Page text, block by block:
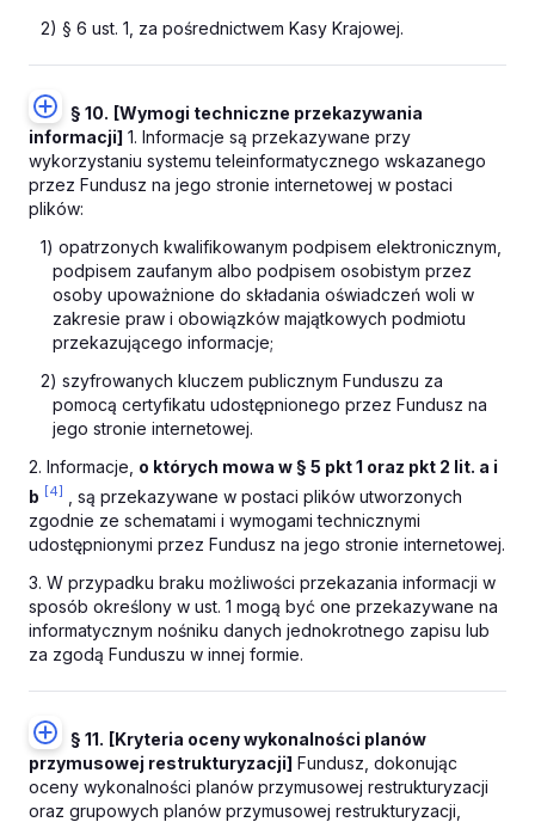
2) § 6 ust. 1, za pośrednictwem Kasy Krajowej.
§ 10. [Wymogi techniczne przekazywania
informacji] 1. Informacje są przekazywane przy
wykorzystaniu systemu teleinformatycznego wskazanego
przez Fundusz na jego stronie internetowej w postaci
plików:
1) opatrzonych kwalifikowanym podpisem elektronicznym,
podpisem zaufanym albo podpisem osobistym przez
osoby upoważnione do składania oświadczeń woli w
zakresie praw i obowiązków majątkowych podmiotu
przekazującego informacje;
2) szyfrowanych kluczem publicznym Funduszu za
pomocą certyfikatu udostępnionego przez Fundusz na
jego stronie internetowej.
2. Informacje, o których mowa w § 5 pkt 1 oraz pkt 2 lit. a i
b [4]
, są przekazywane w postaci plików utworzonych
zgodnie ze schematami i wymogami technicznymi
udostępnionymi przez Fundusz na jego stronie internetowej.
3. W przypadku braku możliwości przekazania informacji w
sposób określony w ust. 1 mogą być one przekazywane na
informatycznym nośniku danych jednokrotnego zapisu lub
za zgodą Funduszu w innej formie.
§ 11. [Kryteria oceny wykonalności planów
przymusowej restrukturyzacji] Fundusz, dokonując
oceny wykonalności planów przymusowej restrukturyzacji
oraz grupowych planów przymusowej restrukturyzacji,